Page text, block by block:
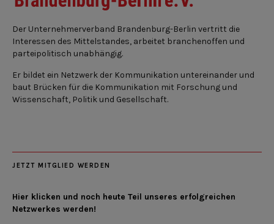
Der Unternehmerverband Brandenburg-Berlin vertritt die
Interessen des Mittelstandes, arbeitet branchenoffen und
parteipolitisch unabhängig.
Er bildet ein Netzwerk der Kommunikation untereinander und
baut Brücken für die Kommunikation mit Forschung und
Wissenschaft, Politik und Gesellschaft.
JETZT MITGLIED WERDEN
Hier klicken und noch heute Teil unseres erfolgreichen
Netzwerkes werden!